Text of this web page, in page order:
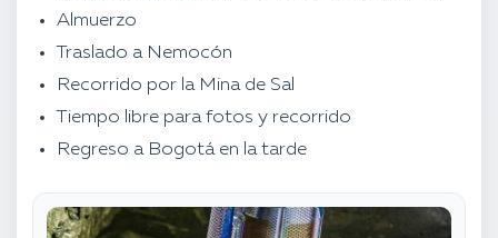
Almuerzo
Traslado a Nemocón
Recorrido por la Mina de Sal
Tiempo libre para fotos y recorrido
Regreso a Bogotá en la tarde